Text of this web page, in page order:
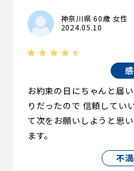
神奈川県 60歳 女性
2024.05.10
お約束の日にちゃんと届
りだったので 信頼してい
て次をお願いしようと思
ます。
不